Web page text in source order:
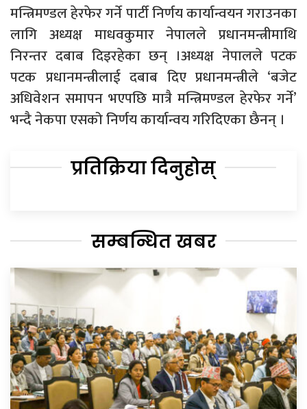
मन्त्रिमण्डल हेरफेर गर्ने पार्टी निर्णय कार्यान्वयन गराउनका
लागि अध्यक्ष माधवकुमार नेपालले प्रधानमन्त्रीमाथि
निरन्तर दबाब दिइरहेका छन् ।अध्यक्ष नेपालले पटक
पटक प्रधानमन्त्रीलाई दबाब दिए प्रधानमन्त्रीले ‘बजेट
अधिवेशन समापन भएपछि मात्रै मन्त्रिमण्डल हेरफेर गर्ने’
भन्दै नेकपा एसको निर्णय कार्यान्वय गरिदिएका छैनन् ।
प्रतिक्रिया दिनुहोस्
सम्बन्धित खबर